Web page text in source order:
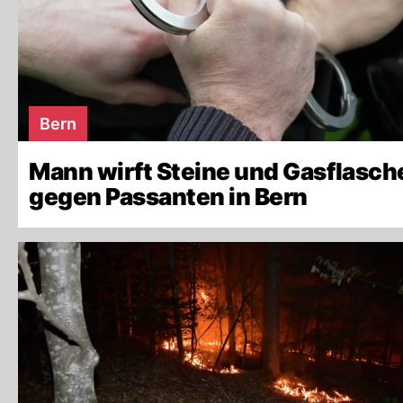
Bern
Mann wirft Steine und
gegen Passanten in Bern